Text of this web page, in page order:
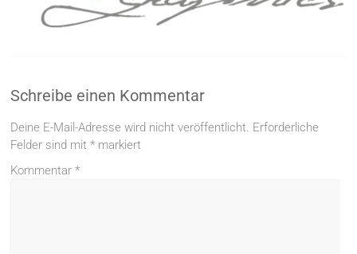
Schreibe einen Kommentar
Deine E-Mail-Adresse wird nicht veröffentlicht. Erforderliche
Felder sind mit* markiert
Kommentar*